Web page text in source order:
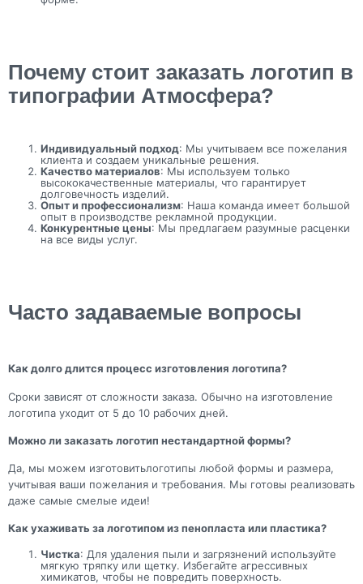
Почему стоит заказать логотип в
типографии Атмосфера?
Индивидуальный подход: Мы учитываем все пожелания
клиента и создаем уникальные решения.
Качество материалов: Мы используем только
высококачественные материалы, что гарантирует
долговечность изделий.
Опыт и профессионализм: Наша команда имеет большой
опыт в производстве рекламной продукции.
Конкурентные цены: Мы предлагаем разумные расценки
на все виды услуг.
Часто задаваемые вопросы
Как долго длится процесс изготовления логотипа?
Сроки зависят от сложности заказа. Обычно на изготовление
логотипа уходит от 5 до 10 рабочих дней.
Можно ли заказать логотип нестандартной формы?
Да, мы можем изготовитьлоготипы любой формы и размера,
учитывая ваши пожелания и требования. Мы готовы реализовать
даже самые смелые идеи!
Как ухаживать за логотипом из пенопласта или пластика?
Чистка: Для удаления пыли и загрязнений используйте
мягкую тряпку или щетку. Избегайте агрессивных
химикатов, чтобы не повредить поверхность.